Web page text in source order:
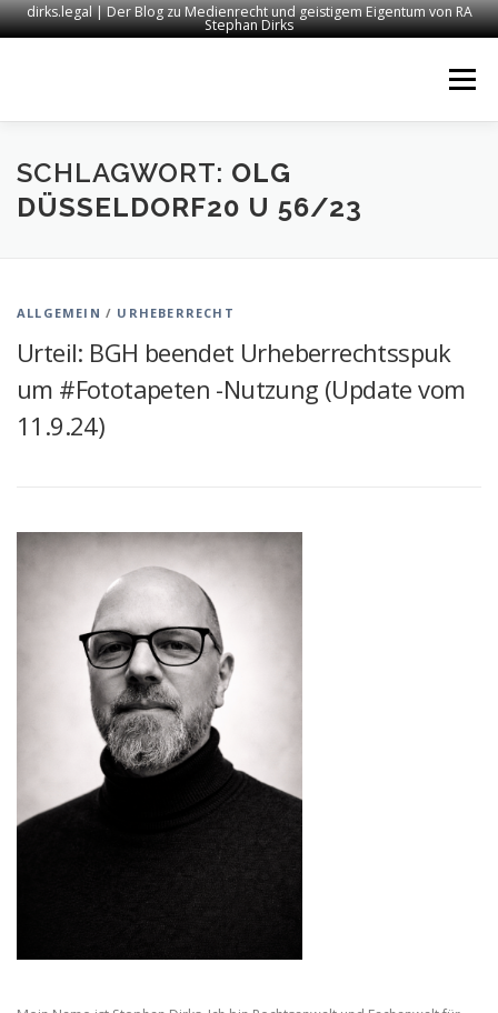
dirks.legal | Der Blog zu Medienrecht und geistigem Eigentum von RA
Stephan Dirks
Menü
START KONTAKT RECHTSANWALT DIRKS
SCHLAGWORT: OLG
DÜSSELDORF20 U 56/23
ALLGEMEIN / URHEBERRECHT
Urteil: BGH beendet Urheberrechtsspuk
um #Fototapeten -Nutzung (Update vom
11.9.24)